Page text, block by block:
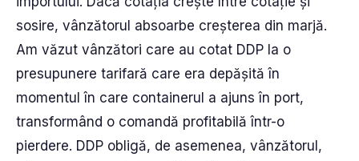
sosire, vânzătorul absoarbe creșterea din marjă.
Am văzut vânzători care au cotat DDP la o
presupunere tarifară care era depășită în
momentul în care containerul a ajuns în port,
transformând o comandă profitabilă într-o
pierdere. DDP obligă, de asemenea, vânzătorul,